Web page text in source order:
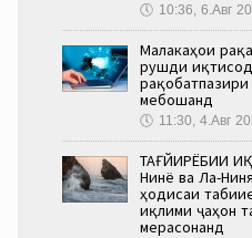
🕔 10:36, 6.Авг
Малакаҳои
рушди
рақобатпазири
мебошанд
🕔 11:30, 4.Авг
ТАҒЙИРЁБИИ
Нинё ва Ла-
ҳодисаи
иқлими ҷаҳон
мерасонанд